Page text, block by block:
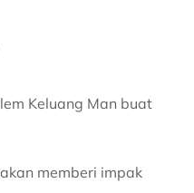
Keluang Man buat
memberi impak